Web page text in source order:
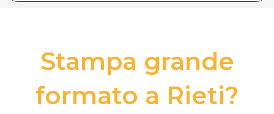
Stampa grande
formato a Rieti?